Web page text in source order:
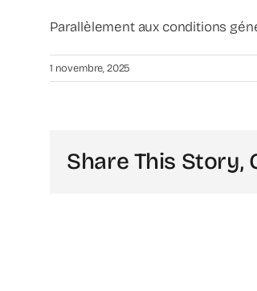
Parallèlement aux conditions
1 novembre, 2025
Share This Story,